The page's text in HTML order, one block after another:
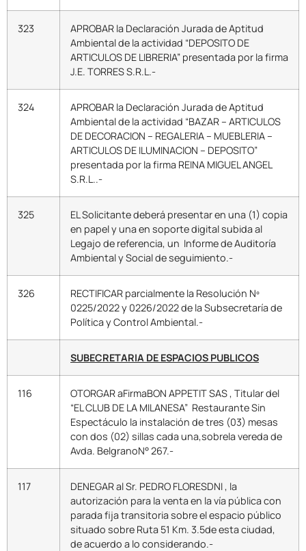
323
APROBAR la Declaración Jurada de Aptitud
Ambiental de la actividad “DEPOSITO DE
ARTICULOS DE LIBRERIA” presentada por la firma
J.E. TORRES S.R.L.-
324
APROBAR la Declaración Jurada de Aptitud
Ambiental de la actividad “BAZAR – ARTICULOS
DE DECORACION – REGALERIA – MUEBLERIA –
ARTICULOS DE ILUMINACION – DEPOSITO”
presentada por la firma REINA MIGUEL ANGEL
S.R.L..-
325
EL Solicitante deberá presentar en una (1) copia
en papel y una en soporte digital subida al
Legajo de referencia, un Informe de Auditoría
Ambiental y Social de seguimiento.-
326
RECTIFICAR parcialmente la Resolución Nº
0225/2022 y 0226/2022 de la Subsecretaría de
Política y Control Ambiental.-
SUBECRETARIA DE ESPACIOS PUBLICOS
116
OTORGAR aFirmaBON APPETIT SAS , Titular del
“EL CLUB DE LA MILANESA” Restaurante Sin
Espectáculo la instalación de tres (03) mesas
con dos (02) sillas cada una,sobrela vereda de
Avda. BelgranoN° 267.-
117
DENEGAR al Sr. PEDRO FLORESDNI , la
autorización para la venta en la vía pública con
parada fija transitoria sobre el espacio público
situado sobre Ruta 51 Km. 3.5de esta ciudad,
de acuerdo a lo considerando.-